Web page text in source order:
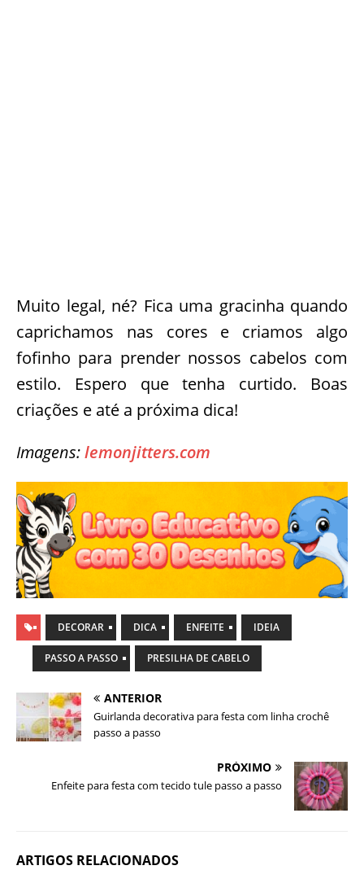
Muito legal, né? Fica uma gracinha quando
caprichamos nas cores e criamos algo
fofinho para prender nossos cabelos com
estilo. Espero que tenha curtido. Boas
criações e até a próxima dica!
Imagens:lemonjitters.com
DECORAR DICA ENFEITE IDEIA
PASSO A PASSO PRESILHA DE CABELO
ANTERIOR
Guirlanda decorativa para festa com linha crochê
passo a passo
PRÓXIMO
Enfeite para festa com tecido tule passo a passo
ARTIGOS RELACIONADOS